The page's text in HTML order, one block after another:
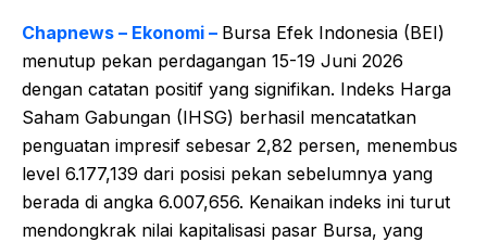
Chapnews – Ekonomi – Bursa Efek Indonesia (BEI)
menutup pekan perdagangan 15-19 Juni 2026
dengan catatan positif yang signifikan. Indeks Harga
Saham Gabungan (IHSG) berhasil mencatatkan
penguatan impresif sebesar 2,82 persen, menembus
level 6.177,139 dari posisi pekan sebelumnya yang
berada di angka 6.007,656. Kenaikan indeks ini turut
mendongkrak nilai kapitalisasi pasar Bursa, yang